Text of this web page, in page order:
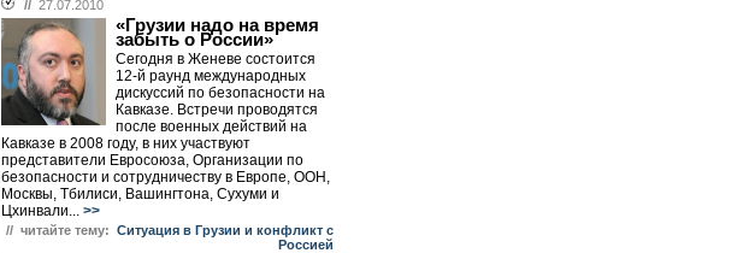
// 27.07.2010
«Грузии надо на время
забыть о России»
Сегодня в Женеве состоится
12-й раунд международных
дискуссий по безопасности на
Кавказе. Встречи проводятся
после военных действий на
Кавказе в 2008 году, в них участвуют
представители Евросоюза, Организации по
безопасности и сотрудничеству в Европе, ООН,
Москвы, Тбилиси, Вашингтона, Сухуми и
Цхинвали... >>
// читайте тему: Ситуация в Грузии и конфликт с
Россией